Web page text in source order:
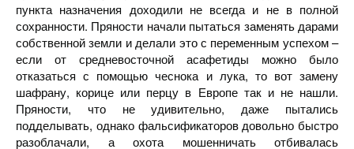
пункта назначения доходили не всегда и не в полной
сохранности. Пряности начали пытаться заменять дарами
собственной земли и делали это с переменным успехом –
если от средневосточной асафетиды можно было
отказаться с помощью чеснока и лука, то вот замену
шафрану, корице или перцу в Европе так и не нашли.
Пряности, что не удивительно, даже пытались
подделывать, однако фальсификаторов довольно быстро
разоблачали, а охота мошенничать отбивалась